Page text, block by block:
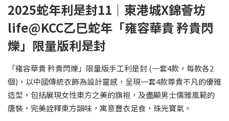
2025蛇年利是封11｜東港城X錦薈坊
life@KCC乙巳蛇年「雍容華貴 矜貴閃
爍」限量版利是封
「雍容華貴 矜貴閃爍」限量版手工利是封 (一套4款，每款各2
個)，以中國傳統衣飾為設計靈感，呈現一套4款尊貴不凡的優雅
造型，包括展現女性東方之美的旗袍，及盡顯男士儒雅風範的
唐裝，完美詮釋東方韻味，寓意豐衣足食，珠光寶氣。